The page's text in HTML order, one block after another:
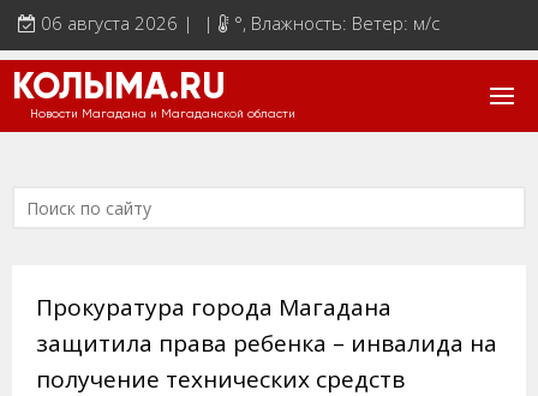
06 августа 2026 | | °, Влажность: Ветер: м/с
КОЛЫМА.RU
Новости Магадана и Магаданской области
Прокуратура города Магадана
защитила права ребенка – инвалида на
получение технических средств